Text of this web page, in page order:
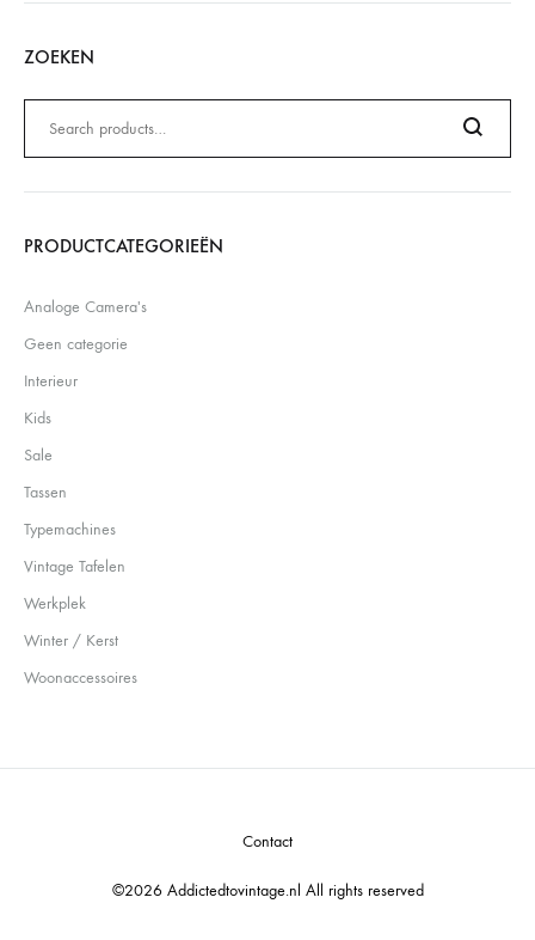
ZOEKEN
naar:
Search
PRODUCTCATEGORIEËN
Analoge Camera's
Geen categorie
Interieur
Kids
Sale
Tassen
Typemachines
Vintage Tafelen
Werkplek
Winter / Kerst
Woonaccessoires
©2026 Addictedtovintage.nl All rights reserved
Contact